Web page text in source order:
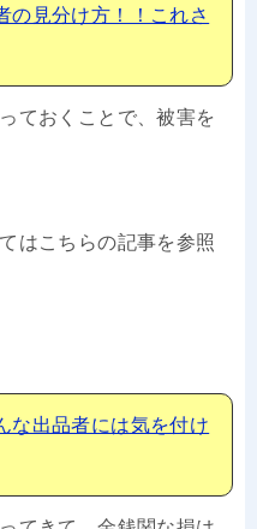
の見分け方！！これさ
ておくことで、被害を
はこちらの記事を参照
な出品者には気を付け